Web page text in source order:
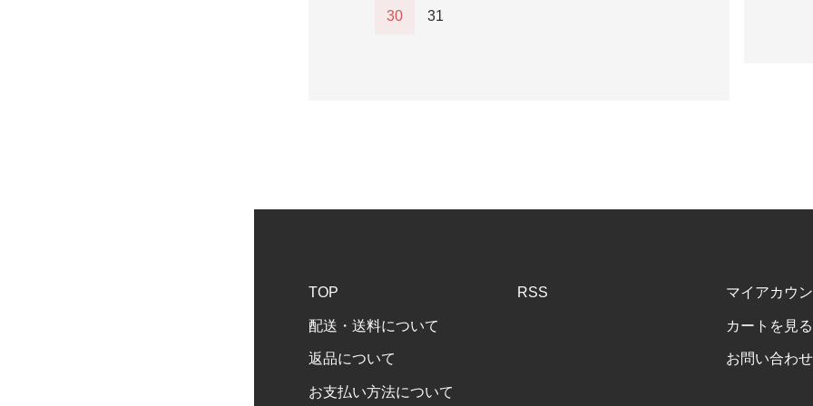
30 31
TOP
配送・送料について
返品について
お支払い方法について
RSS マイアカウ
カートを見る
お問い合わせ